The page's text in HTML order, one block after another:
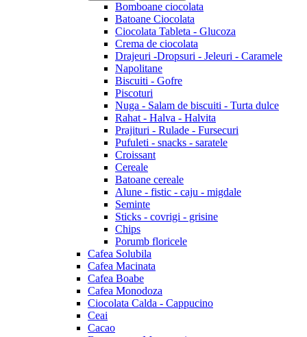
Bomboane ciocolata
Batoane Ciocolata
Ciocolata Tableta - Glucoza
Crema de ciocolata
Drajeuri -Dropsuri - Jeleuri - Caramele
Napolitane
Biscuiti - Gofre
Piscoturi
Nuga - Salam de biscuiti - Turta dulce
Rahat - Halva - Halvita
Prajituri - Rulade - Fursecuri
Pufuleti - snacks - saratele
Croissant
Cereale
Batoane cereale
Alune - fistic - caju - migdale
Seminte
Sticks - covrigi - grisine
Chips
Porumb floricele
Cafea Solubila
Cafea Macinata
Cafea Boabe
Cafea Monodoza
Ciocolata Calda - Cappucino
Ceai
Cacao